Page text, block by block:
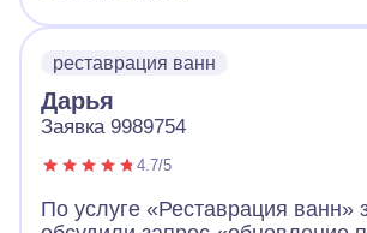
реставрация ванн
Дарья
Заявка 9989754
4.7/5
По услуге «Реставрация ванн»